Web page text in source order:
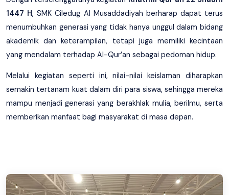
1447 H, SMK Ciledug Al Musaddadiyah berharap dapat terus
menumbuhkan generasi yang tidak hanya unggul dalam bidang
akademik dan keterampilan, tetapi juga memiliki kecintaan
yang mendalam terhadap Al-Qur’an sebagai pedoman hidup.
Melalui kegiatan seperti ini, nilai-nilai keislaman diharapkan
semakin tertanam kuat dalam diri para siswa, sehingga mereka
mampu menjadi generasi yang berakhlak mulia, berilmu, serta
memberikan manfaat bagi masyarakat di masa depan.